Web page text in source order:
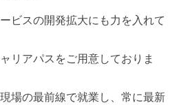
ビスの開発拡大にも力を入れて
リアパスをご用意しておりま
場の最前線で就業し、常に最新